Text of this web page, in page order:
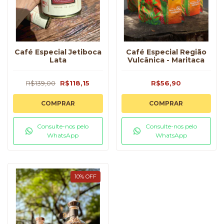
Café Especial Jetiboca
Lata
R$139,00 R$118,15
COMPRAR
Consulte-nos pelo
WhatsApp
Café Especial Região
Vulcânica - Maritaca
R$56,90
COMPRAR
Consulte-nos pelo
WhatsApp
10% OFF